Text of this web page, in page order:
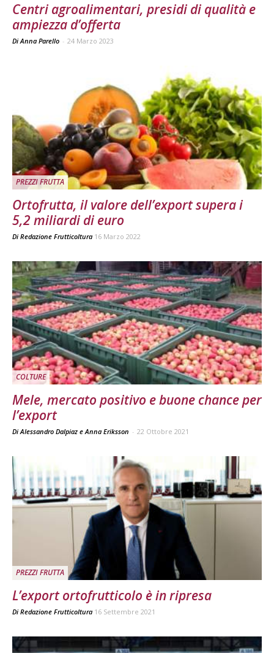
Centri agroalimentari, presidi di qualità e
ampiezza d’offerta
Di Anna Parello - 24 Marzo 2023
PREZZI FRUTTA
Ortofrutta, il valore dell’export supera i
5,2 miliardi di euro
Di Redazione Frutticoltura 16 Marzo 2022
COLTURE
Mele, mercato positivo e buone chance per
l’export
Di Alessandro Dalpiaz e Anna Eriksson - 22 Ottobre 2021
PREZZI FRUTTA
L’export ortofrutticolo è in ripresa
Di Redazione Frutticoltura 16 Settembre 2021